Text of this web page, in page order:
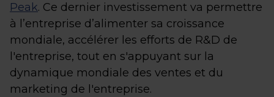
Peak. Ce dernier investissement va permettre
à l’entreprise d’alimenter sa croissance
mondiale, accélérer les efforts de R&D de
l'entreprise, tout en s'appuyant sur la
dynamique mondiale des ventes et du
marketing de l'entreprise.